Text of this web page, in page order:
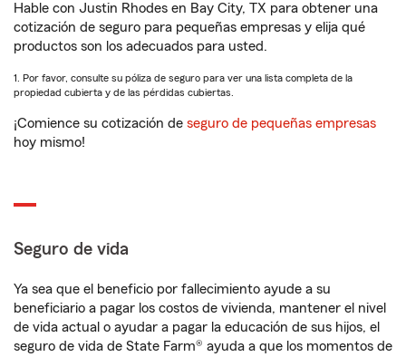
Hable con Justin Rhodes en Bay City, TX para obtener una
cotización de seguro para pequeñas empresas y elija qué
productos son los adecuados para usted.
1. Por favor, consulte su póliza de seguro para ver una lista completa de la
propiedad cubierta y de las pérdidas cubiertas.
¡Comience su cotización de seguro de pequeñas empresas
hoy mismo!
Seguro de vida
Ya sea que el beneficio por fallecimiento ayude a su
beneficiario a pagar los costos de vivienda, mantener el nivel
de vida actual o ayudar a pagar la educación de sus hijos, el
seguro de vida de State Farm® ayuda a que los momentos de